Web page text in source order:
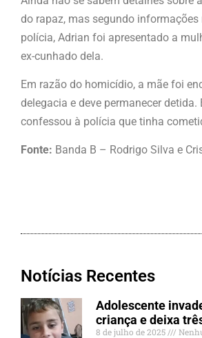
do rapaz, mas segundo informações
polícia, Adrian foi apresentado a
ex-cunhado dela.
Em razão do homicídio, a mãe foi
delegacia e deve permanecer detida.
confessou à polícia que tinha
Fonte: Banda B – Rodrigo Silva e
Notícias Recentes
Adolescente
criança e deixa
8 de julho de 2025